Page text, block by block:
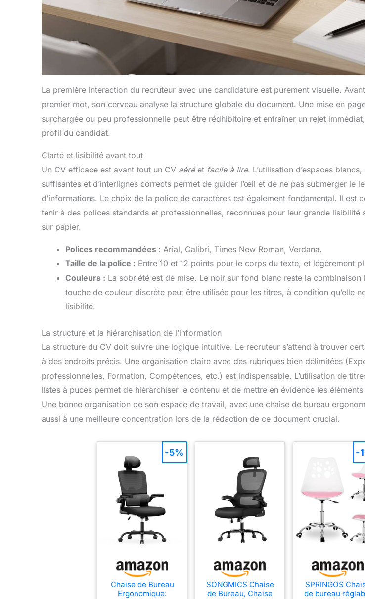
La première interaction du recruteur avec une candidature est purement visuelle.
premier mot, son cerveau analyse la structure globale du document. Une mise en
surchargée ou peu professionnelle peut être rédhibitoire et entraîner un rejet
profil du candidat.
Clarté et lisibilité avant tout
Un CV efficace est avant tout un CV aéréet facile à lire. L’utilisation d’espaces
suffisantes et d’interlignes corrects permet de guider l’œil et de ne pas submerger le
d’informations. Le choix de la police de caractères est également fondamental. Il est
tenir à des polices standards et professionnelles, reconnues pour leur grande lisibilité
sur papier.
Polices recommandées : Arial, Calibri, Times New Roman, Verdana.
Taille de la police : Entre 10 et 12 points pour le corps du texte, et légèrement
Couleurs : La sobriété est de mise. Le noir sur fond blanc reste la combinaison
touche de couleur discrète peut être utilisée pour les titres, à condition qu’elle
lisibilité.
La structure et la hiérarchisation de l’information
La structure du CV doit suivre une logique intuitive. Le recruteur s’attend à trouver
à des endroits précis. Une organisation claire avec des rubriques bien délimitées
professionnelles, Formation, Compétences, etc.) est indispensable. L’utilisation de
listes à puces permet de hiérarchiser le contenu et de mettre en évidence les
Une bonne organisation de son espace de travail, avec une chaise de bureau
aussi à une meilleure concentration lors de la rédaction de ce document crucial.
Chaise de Bureau
Ergonomique:
-5%
SONGMICS Chaise
de Bureau, Chaise
SPRINGOS
de bureau
-